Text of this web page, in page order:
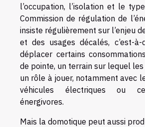
l’occupation, l’isolation et le
Commission de régulation de
insiste régulièrement sur l’enjeu
et des usages décalés, c’est-
déplacer certains
de pointe, un terrain sur lequel
un rôle à jouer, notamment avec
véhicules électriques ou
énergivores.
Mais la domotique peut aussi